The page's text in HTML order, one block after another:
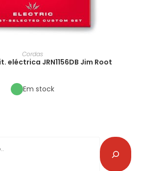
Cordas
eléctrica JRN1156DB Jim Root
Em stock